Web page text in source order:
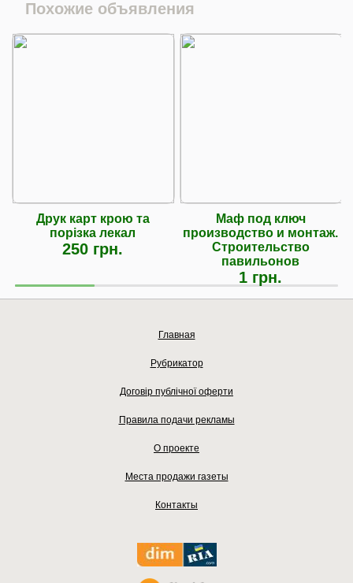
Похожие объявления
Друк карт крою та
порізка лекал
250 грн.
Маф под ключ
производство и монтаж.
Строительство
павильонов
1 грн.
Главная
Рубрикатор
Договір публічної оферти
Правила подачи рекламы
О проекте
Места продажи газеты
Контакты